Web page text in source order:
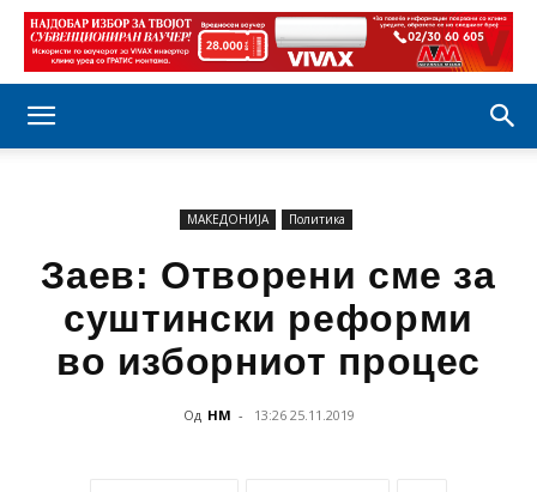
МАКЕДОНИЈА Политика
Заев: Отворени сме за
суштински реформи
во изборниот процес
Од НМ - 13:26 25.11.2019